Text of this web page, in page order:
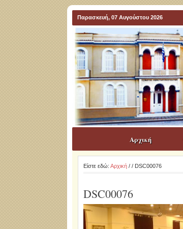
Παρασκευή, 07 Αυγούστου 2026
Αρχική
Είστε εδώ: Αρχική/ / DSC00076
DSC00076